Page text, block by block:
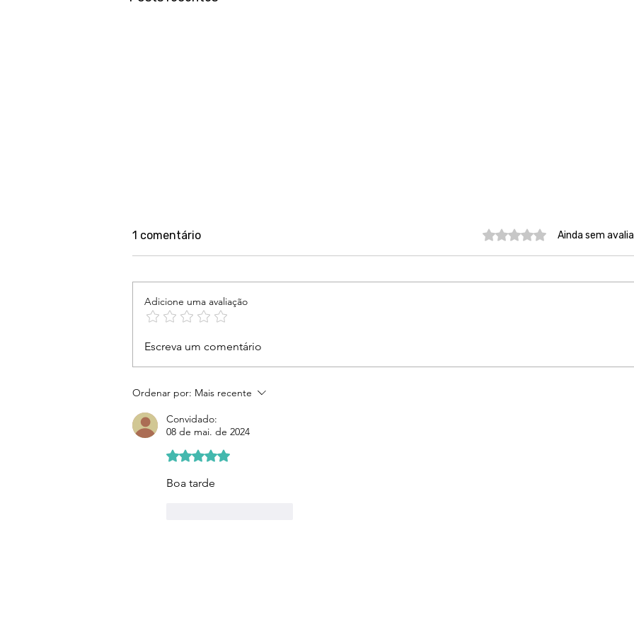
ouvir, acolher e estar ao
lado das mulheres vítimas
minha missão!
1 comentário Avaliado com 0 de 5
Ainda sem
Adicione uma avaliação
Escreva um comentário
Ordenar por: Mais recente
Convidado:
08 de mai. de 2024
Avaliado com 5 de 5 estrelas.
Boa tarde